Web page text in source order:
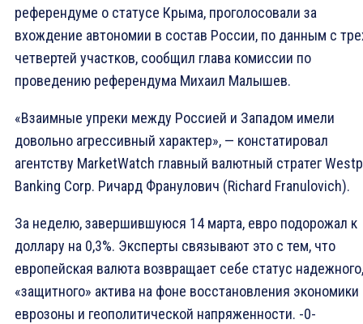
референдуме о статусе Крыма, проголосовали за
вхождение автономии в состав России, по данным с
четвертей участков, сообщил глава комиссии по
проведению референдума Михаил Малышев.
«Взаимные упреки между Россией и Западом имели
довольно агрессивный характер», — констатировал
агентству MarketWatch главный валютный стратег
Banking Corp. Ричард Франулович (Richard Franulovich).
За неделю, завершившуюся 14 марта, евро подорожал к
доллару на 0,3%. Эксперты связывают это с тем, что
европейская валюта возвращает себе статус надежного,
«защитного» актива на фоне восстановления экономики
еврозоны и геополитической напряженности. -0-